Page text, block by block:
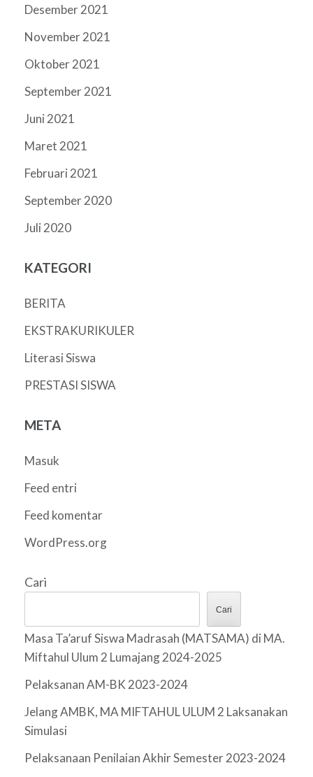
Desember 2021
November 2021
Oktober 2021
September 2021
Juni 2021
Maret 2021
Februari 2021
September 2020
Juli 2020
KATEGORI
BERITA
EKSTRAKURIKULER
Literasi Siswa
PRESTASI SISWA
META
Masuk
Feed entri
Feed komentar
WordPress.org
Cari
Cari
Masa Ta’aruf Siswa Madrasah (MATSAMA) di MA.
Miftahul Ulum 2 Lumajang 2024-2025
Pelaksanan AM-BK 2023-2024
Jelang AMBK, MA MIFTAHUL ULUM 2 Laksanakan
Simulasi
Pelaksanaan Penilaian Akhir Semester 2023-2024